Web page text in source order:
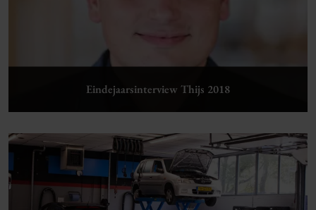
Eindejaarsinterview Thijs 2018
Lees verder